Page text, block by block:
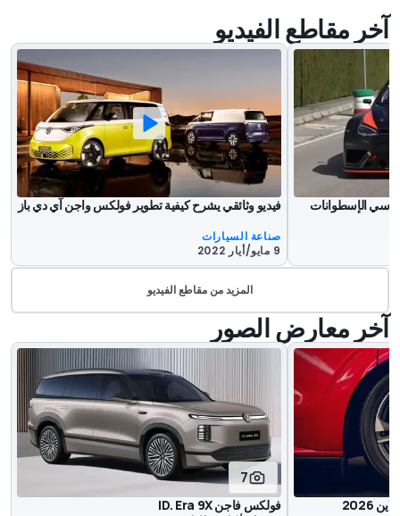
آخر مقاطع الفيديو
الإسطوانات فيديو وثائقي يشرح كيفية تطوير فولكس واجن آي دي باز
صناعة السيارات
9 مايو/أيار 2022
المزيد من مقاطع الفيديو
آخر معارض الصور
7
فولكس فاجن ID. Era 9X